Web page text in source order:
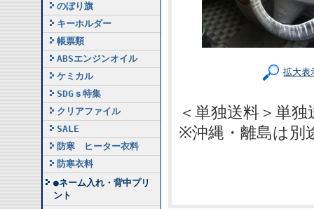
のぼり旗
キーホルダー
帳票類
ABSエンジンオイル
ケミカル
SDGｓ特集
クリアファイル
SALE
防寒 ヒーター衣料
防寒衣料
●ネーム入れ・背中プリ
ント
拡大表
＜単独送料＞単
※沖縄・離島は別